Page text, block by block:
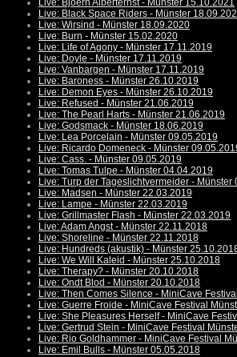
Live: Bjoern Alberternst - Münster 15.10.2021
Live: Black Space Riders - Münster
Live: Wirsind - Münster 18.09.2020
Live: Burn - Münster 15.02.2020
Live: Life of Agony - Münster 17.11.2019
Live: Doyle - Münster 17.11.2019
Live: Vanbargen - Münster 17.11.2019
Live: Baroness - Münster 26.10.2019
Live: Demon Eyes - Münster 26.10.2019
Live: Refused - Münster 21.06.2019
Live: The Pearl Harts - Münster 21.06.2019
Live: Godsmack - Münster 18.06.2019
Live: Lea Porcelain - Münster 09.05.2019
Live: Ricardo Domeneck - Münster
Live: Cass. - Münster 09.05.2019
Live: Tomas Tulpe - Münster 04.04.2019
Live: Turp der Tageslichtvermeider - Münster
Live: Madsen - Münster 22.03.2019
Live: Lampe - Münster 22.03.2019
Live: Grillmaster Flash - Münster 22.03.2019
Live: Adam Angst - Münster 22.11.2018
Live: Shoreline - Münster 22.11.2018
Live: Hundreds (akustik) - Münster
Live: We Will Kaleid - Münster 25.10.2018
Live: Therapy? - Münster 20.10.2018
Live: Ondt Blod - Münster 20.10.2018
Live: Then Comes Silence - MiniCave
Live: Guerre Froide - MiniCave Festival
Live: She Pleasures Herself - MiniCave
Live: Gertrud Stein - MiniCave Festival
Live: Rio Goldhammer - MiniCave Festival
Live: Emil Bulls - Münster 05.05.2018